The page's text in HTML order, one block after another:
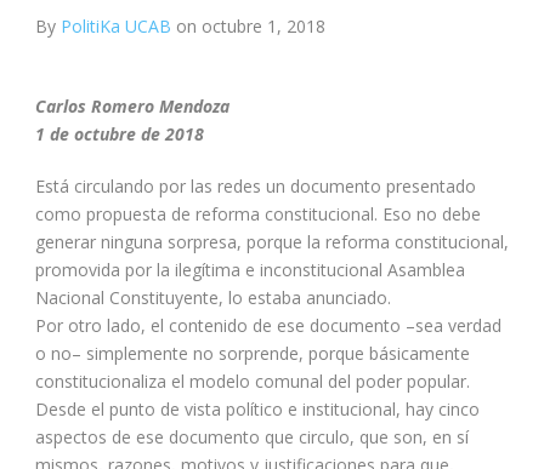
By PolitiKa UCAB on octubre 1, 2018
Carlos Romero Mendoza
1 de octubre de 2018
Está circulando por las redes un documento presentado
como propuesta de reforma constitucional. Eso no debe
generar ninguna sorpresa, porque la reforma constitucional,
promovida por la ilegítima e inconstitucional Asamblea
Nacional Constituyente, lo estaba anunciado.
Por otro lado, el contenido de ese documento –sea verdad
o no– simplemente no sorprende, porque básicamente
constitucionaliza el modelo comunal del poder popular.
Desde el punto de vista político e institucional, hay cinco
aspectos de ese documento que circulo, que son, en sí
mismos, razones, motivos y justificaciones para que,